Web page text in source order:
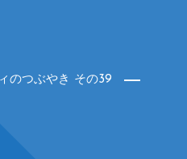
のつぶやき その39